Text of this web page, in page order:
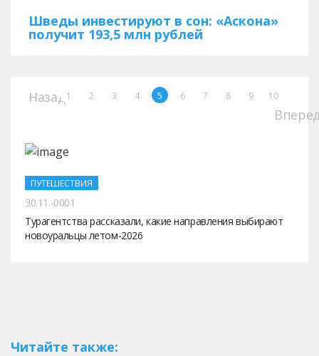
Шведы инвестируют в сон: «Аскона»
получит 193,5 млн рублей
Назад 1 2 3 4 5 6 7 8 9 10
ПУТЕШЕСТВИЯ
30.11.-0001
Турагентства рассказали, какие направления выбирают
новоуральцы летом-2026
Читайте также: